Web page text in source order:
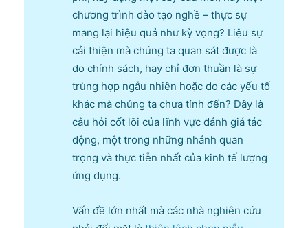
chương trình đào tạo nghề – thực sự
mang lại hiệu quả như kỳ vọng? Liệu sự
cải thiện mà chúng ta quan sát được là
do chính sách, hay chỉ đơn thuần là sự
trùng hợp ngẫu nhiên hoặc do các yếu tố
khác mà chúng ta chưa tính đến? Đây là
câu hỏi cốt lõi của lĩnh vực đánh giá tác
động, một trong những nhánh quan
trọng và thực tiễn nhất của kinh tế lượng
ứng dụng.
Vấn đề lớn nhất mà các nhà nghiên cứu